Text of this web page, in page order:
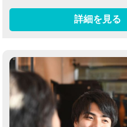
詳細を見る